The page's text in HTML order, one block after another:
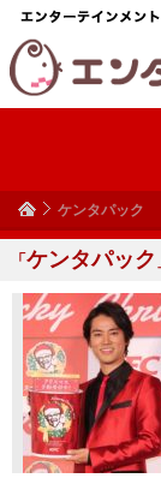
ケンタパック
「ケンタパック